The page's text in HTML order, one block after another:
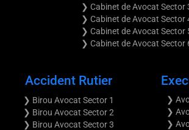
❯ Cabinet de Avocat Sector
❯ Cabinet de Avocat Sector
❯ Cabinet de Avocat Sector
❯ Cabinet de Avocat Sector
Accident Rutier
❯ Birou Avocat Sector 1
❯ Birou Avocat Sector 2
❯ Birou Avocat Sector 3
❯
❯
❯